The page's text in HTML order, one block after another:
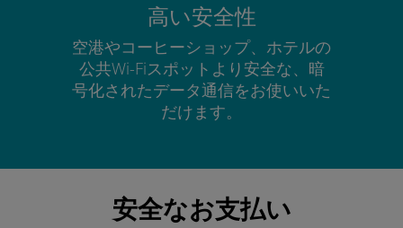
高い安全性
空港やコーヒーショップ、ホテルの
公共Wi-Fiスポットより安全な、暗
号化されたデータ通信をお使いいた
だけます。
安全なお支払い